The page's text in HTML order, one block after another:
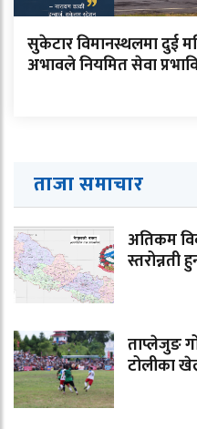
सुकेटार विमानस्थलमा दुई
अभावले नियमित सेवा
ताजा समाचार
अतिकम
स्तरोन्नती
ताप्लेजुङ
टोलीका